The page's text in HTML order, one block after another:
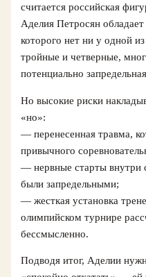
считается российская
Аделия Петросян
которого нет ни у одной
тройные и четверные,
потенциально
Но высокие риски
«но»:
— перенесенная травма,
привычного
— нервные старты внутри
были запредельными;
— жесткая установка
олимпийском турнире
бессмысленно.
Подводя итог, Аделии